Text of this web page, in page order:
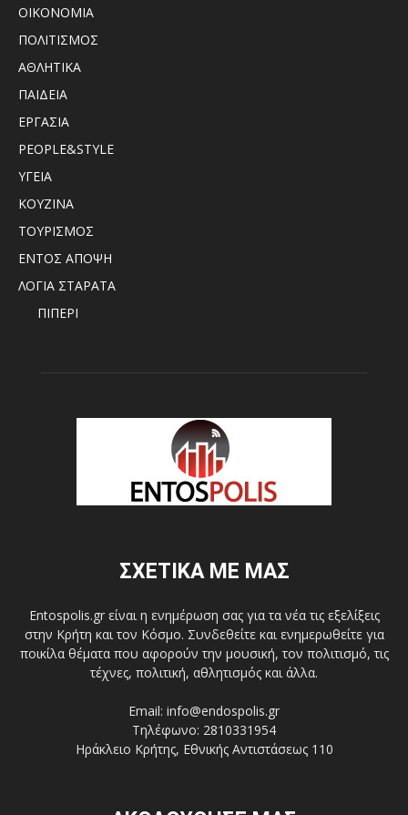
ΟΙΚΟΝΟΜΙΑ
ΠΟΛΙΤΙΣΜΟΣ
ΑΘΛΗΤΙΚΑ
ΠΑΙΔΕΙΑ
ΕΡΓΑΣΙΑ
PEOPLE&STYLE
ΥΓΕΙΑ
ΚΟΥΖΙΝΑ
ΤΟΥΡΙΣΜΟΣ
ΕΝΤΟΣ ΑΠΟΨΗ
ΛΟΓΙΑ ΣΤΑΡΑΤΑ
ΠΙΠΕΡΙ
ΣΧΕΤΙΚΑ ΜΕ ΜΑΣ
Entospolis.gr είναι η ενημέρωση σας για τα νέα τις εξελίξεις
στην Κρήτη και τον Κόσμο. Συνδεθείτε και ενημερωθείτε για
ποικίλα θέματα που αφορούν την μουσική, τον πολιτισμό, τις
τέχνες, πολιτική, αθλητισμός και άλλα.
Email: info@endospolis.gr
Τηλέφωνο: 2810331954
Ηράκλειο Κρήτης, Εθνικής Αντιστάσεως 110